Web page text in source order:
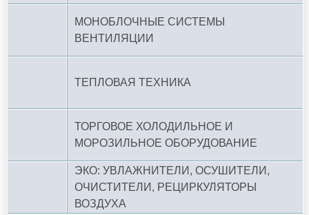
МОНОБЛОЧНЫЕ СИСТЕМЫ
ВЕНТИЛЯЦИИ
ТЕПЛОВАЯ ТЕХНИКА
ТОРГОВОЕ ХОЛОДИЛЬНОЕ И
МОРОЗИЛЬНОЕ ОБОРУДОВАНИЕ
ЭКО: УВЛАЖНИТЕЛИ, ОСУШИТЕЛИ,
ОЧИСТИТЕЛИ, РЕЦИРКУЛЯТОРЫ
ВОЗДУХА